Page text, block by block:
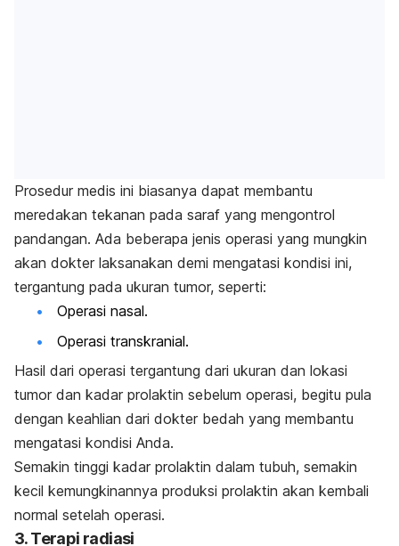
Prosedur medis ini biasanya dapat membantu
meredakan tekanan pada saraf yang mengontrol
pandangan. Ada beberapa jenis operasi yang mungkin
akan dokter laksanakan demi mengatasi kondisi ini,
tergantung pada ukuran tumor, seperti:
Operasi nasal.
Operasi transkranial.
Hasil dari operasi tergantung dari ukuran dan lokasi
tumor dan kadar prolaktin sebelum operasi, begitu pula
dengan keahlian dari dokter bedah yang membantu
mengatasi kondisi Anda.
Semakin tinggi kadar prolaktin dalam tubuh, semakin
kecil kemungkinannya produksi prolaktin akan kembali
normal setelah operasi.
3. Terapi radiasi